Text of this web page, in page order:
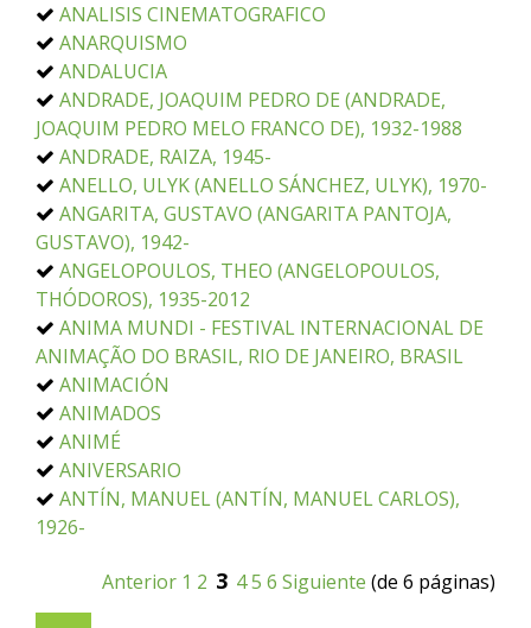
ANALISIS CINEMATOGRAFICO
ANARQUISMO
ANDALUCIA
ANDRADE, JOAQUIM PEDRO DE (ANDRADE,
JOAQUIM PEDRO MELO FRANCO DE), 1932-1988
ANDRADE, RAIZA, 1945-
ANELLO, ULYK (ANELLO SÁNCHEZ, ULYK), 1970-
ANGARITA, GUSTAVO (ANGARITA PANTOJA,
GUSTAVO), 1942-
ANGELOPOULOS, THEO (ANGELOPOULOS,
THÓDOROS), 1935-2012
ANIMA MUNDI - FESTIVAL INTERNACIONAL DE
ANIMAÇÃO DO BRASIL, RIO DE JANEIRO, BRASIL
ANIMACIÓN
ANIMADOS
ANIMÉ
ANIVERSARIO
ANTÍN, MANUEL (ANTÍN, MANUEL CARLOS),
1926-
Anterior 1 2 3 45 6 Siguiente (de 6 páginas)